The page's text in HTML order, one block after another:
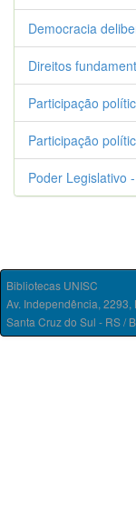
Democracia
Direitos
Participação
Participação
Poder Legislativo
Bibliotecas UNISC
Av. Independência,
Santa Cruz do Sul - RS /